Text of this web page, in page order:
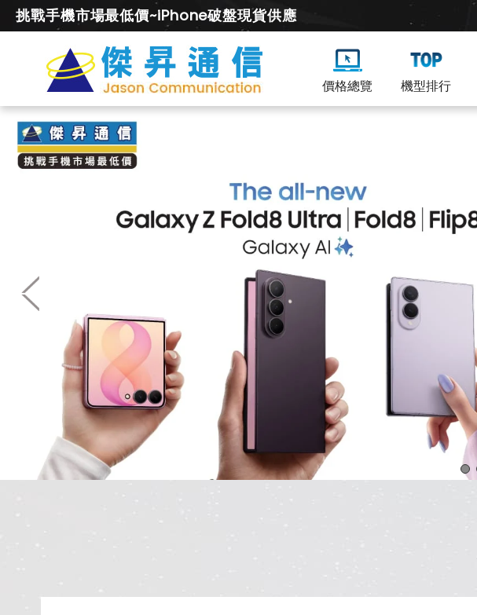
挑戰手機市場最低價~iPhone破盤現貨供應
價格總覽 機型排行